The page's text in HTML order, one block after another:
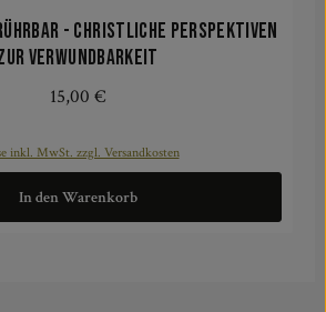
- Christliche Perspektiven
Verwundbarkeit
Regulärer Preis:
15,00 €
inkl. MwSt. zzgl. Versandkosten
In den Warenkorb